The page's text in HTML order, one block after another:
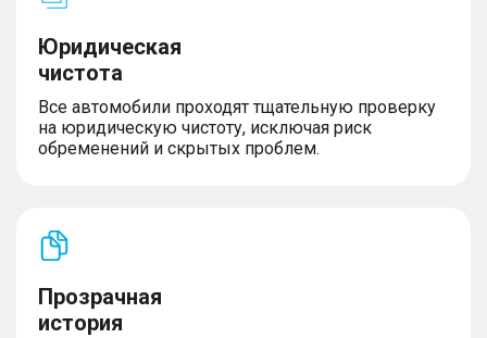
Юридическая
чистота
Все автомобили проходят тщательную проверку
на юридическую чистоту, исключая риск
обременений и скрытых проблем.
Прозрачная
история